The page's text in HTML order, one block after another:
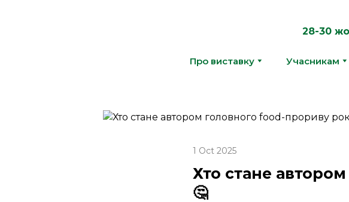
28-30
Про виставку Учасникам
1 Oct 2025
Хто стане
🤔